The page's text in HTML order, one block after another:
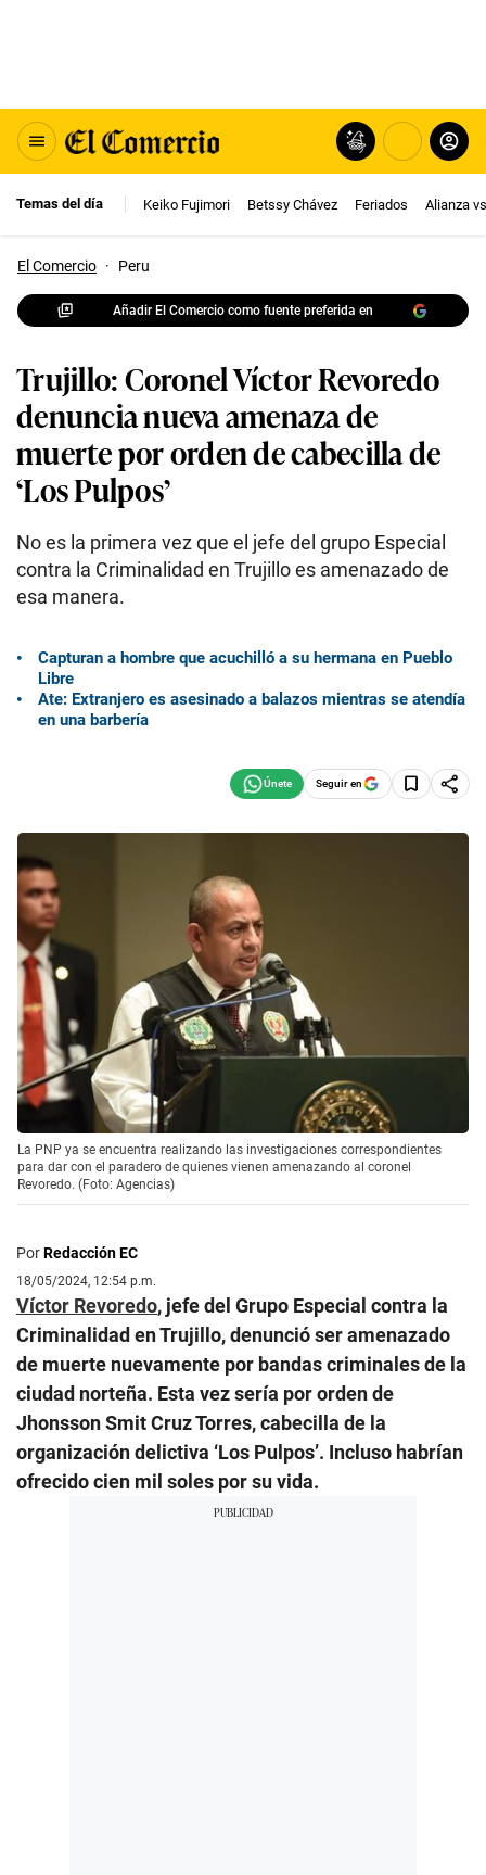
Temas del día Keiko Fujimori Betssy Chávez Feriados Alianza
El Comercio · Peru
Añadir El Comercio como fuente preferida en
Trujillo: Coronel Víctor Revoredo
denuncia nueva amenaza de
muerte por orden de cabecilla de
‘Los Pulpos’
No es la primera vez que el jefe del grupo Especial
contra la Criminalidad en Trujillo es amenazado de
esa manera.
Capturan a hombre que acuchilló a su hermana en Pueblo
Libre
Ate: Extranjero es asesinado a balazos mientras se atendía
en una barbería
Seguir en
La PNP ya se encuentra realizando las investigaciones correspondientes
para dar con el paradero de quienes vienen amenazando al coronel
Revoredo. (Foto: Agencias)
PorRedacción EC
18/05/2024, 12:54 p.m.
Víctor Revoredo, jefe del Grupo Especial contra la
Criminalidad en Trujillo, denunció ser amenazado
de muerte nuevamente por bandas criminales de la
ciudad norteña. Esta vez sería por orden de
Jhonsson Smit Cruz Torres, cabecilla de la
organización delictiva ‘Los Pulpos’. Incluso habrían
ofrecido cien mil soles por su vida.